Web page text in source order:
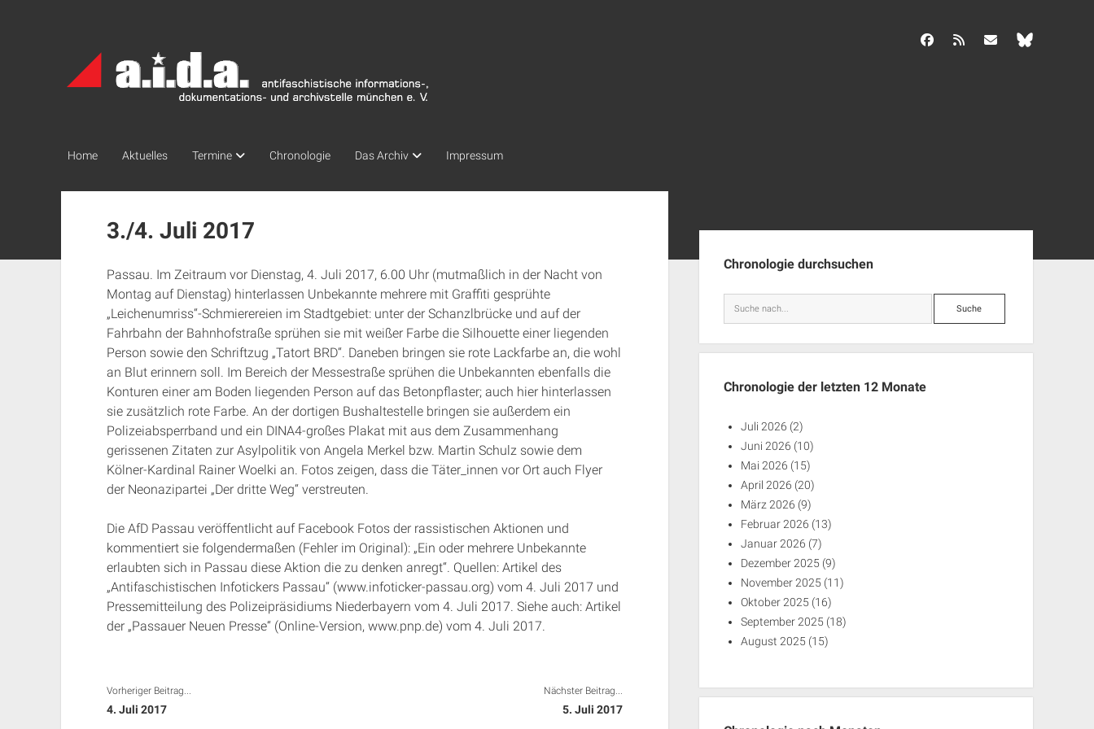
Archiv
München
facebook info@aida-archiv.de
Home Aktuelles Termine Chronologie Das Archiv Impressum
3./4. Juli 2017
Passau. Im Zeitraum vor Dienstag, 4. Juli 2017, 6.00 Uhr (mutmaßlich in der Nacht von
Montag auf Dienstag) hinterlassen Unbekannte mehrere mit Graffiti gesprühte
„Leichenumriss“-Schmierereien im Stadtgebiet: unter der Schanzlbrücke und auf der
Fahrbahn der Bahnhofstraße sprühen sie mit weißer Farbe die Silhouette einer liegenden
Person sowie den Schriftzug „Tatort BRD“. Daneben bringen sie rote Lackfarbe an, die wohl
an Blut erinnern soll. Im Bereich der Messestraße sprühen die Unbekannten ebenfalls die
Konturen einer am Boden liegenden Person auf das Betonpflaster; auch hier hinterlassen
sie zusätzlich rote Farbe. An der dortigen Bushaltestelle bringen sie außerdem ein
Polizeiabsperrband und ein DINA4-großes Plakat mit aus dem Zusammenhang
gerissenen Zitaten zur Asylpolitik von Angela Merkel bzw. Martin Schulz sowie dem
Kölner-Kardinal Rainer Woelki an. Fotos zeigen, dass die Täter_innen vor Ort auch Flyer
der Neonazipartei „Der dritte Weg“ verstreuten.
Die AfD Passau veröffentlicht auf Facebook Fotos der rassistischen Aktionen und
kommentiert sie folgendermaßen (Fehler im Original): „Ein oder mehrere Unbekannte
erlaubten sich in Passau diese Aktion die zu denken anregt“. Quellen: Artikel des
„Antifaschistischen Infotickers Passau“ (www.infoticker-passau.org) vom 4. Juli 2017 und
Pressemitteilung des Polizeipräsidiums Niederbayern vom 4. Juli 2017. Siehe auch: Artikel
der „Passauer Neuen Presse“ (Online-Version, www.pnp.de) vom 4. Juli 2017.
Vorheriger Beitrag...
4. Juli 2017
Nächster Beitrag...
5. Juli 2017
Chronologie durchsuchen
Suche
Chronologie der letzten 12 Monate
Juli 2026 (2)
Juni 2026 (10)
Mai 2026 (15)
April 2026 (20)
März 2026 (9)
Februar 2026 (13)
Januar 2026 (7)
Dezember 2025 (9)
November 2025 (11)
Oktober 2025 (16)
September 2025 (18)
August 2025 (15)